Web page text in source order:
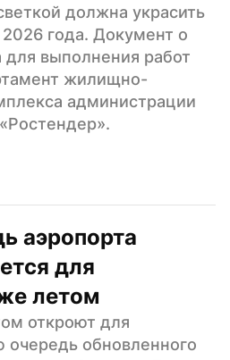
должна украсить
года. Документ о
для выполнения работ
жилищно-
администрации
аэропорта
для
летом
откроют для
очередь обновленного